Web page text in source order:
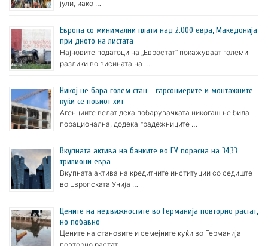
јули, иако …
Европа со минимални плати над 2.000 евра, Македонија
при дното на листата
Најновите податоци на „Евростат“ покажуваат големи
разлики во висината на …
Никој не бара голем стан – гарсониерите и монтажните
куќи се новиот хит
Агенциите велат дека побарувачката никогаш не била
порационална, додека градежниците …
Вкупната актива на банките во ЕУ порасна на 34,33
трилиони евра
Вкупната актива на кредитните институции со седиште
во Европската Унија …
Цените на недвижностите во Германија повторно растат,
но побавно
Цените на становите и семејните куќи во Германија